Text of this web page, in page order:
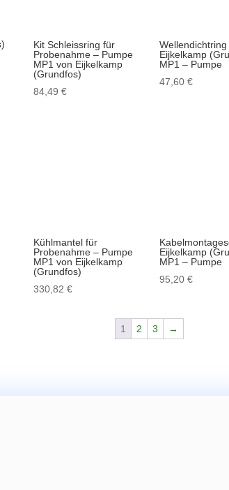
Kit Schleissring für
Probenahme – Pumpe
MP1 von Eijkelkamp
(Grundfos)
84,49 €
Eijkelkamp
MP1 – Pumpe
47,60€
Kühlmantel für
Probenahme – Pumpe
MP1 von Eijkelkamp
(Grundfos)
330,82 €
Eijkelkamp
MP1 – Pumpe
95,20€
1 2 3 →